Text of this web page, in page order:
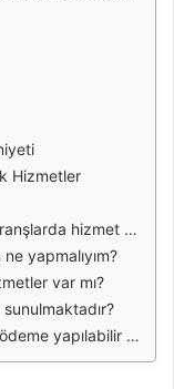
Hizmetler
verilmektedir?
yapmalıyım?
var mı?
yapılabilir mi?